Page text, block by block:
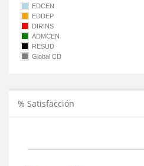
EDCEN
EDDEP
DIRINS
ADMCEN
RESUD
Global CD
% Satisfacción